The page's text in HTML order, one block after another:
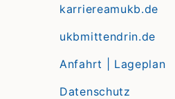
karriereamukb.de
ukbmittendrin.de
Anfahrt | Lageplan
Datenschutz